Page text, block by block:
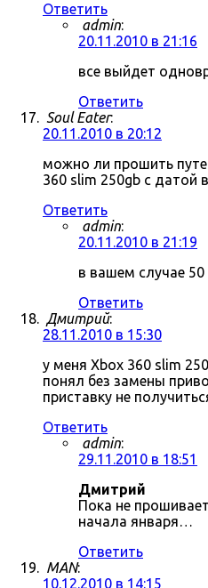
Ответить
admin:
20.11.2010 в 21:16
все выйдет
Ответить
Soul Eater:
20.11.2010 в 20:12
можно ли прошить
360 slim 250gb с датой
Ответить
admin:
20.11.2010 в 21:19
в вашем случае 50
Ответить
Дмитрий:
28.11.2010 в 15:30
у меня Xbox 360 slim
понял без замены
приставку не
Ответить
admin:
29.11.2010 в 18:51
Дмитрий
Пока не
начала января…
Ответить
MAN:
10.12.2010 в 14:15